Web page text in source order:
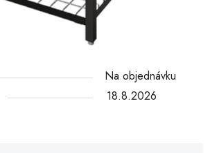
Na objednávku
18.8.2026